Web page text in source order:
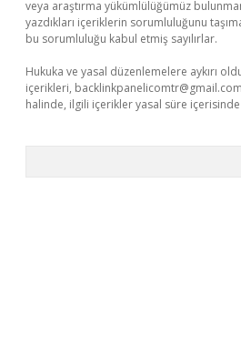
veya araştırma yükümlülüğümüz
yazdıkları içeriklerin sorumluluğunu
bu sorumluluğu kabul etmiş sayılırlar.
Hukuka ve yasal düzenlemelere aykırı
içerikleri, backlinkpanelicomtr@gmail.com
halinde, ilgili içerikler yasal süre içerisinde